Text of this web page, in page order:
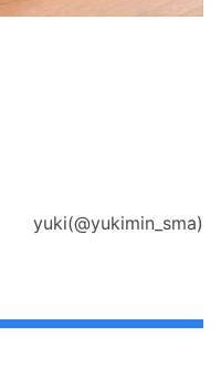
yuki(@yukimin_sma)